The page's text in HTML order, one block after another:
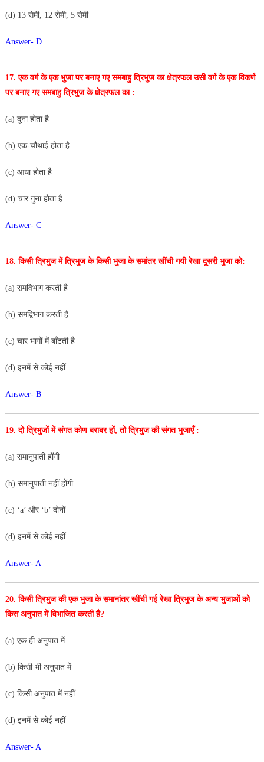
(d) 13 सेमी, 12 सेमी, 5 सेमी
Answer- D
17. एक वर्ग के एक भुजा पर बनाए गए समबाहु त्रिभुज का क्षेत्रफलउसी वर्ग के एक विकर्ण
पर बनाए गए समबाहु त्रिभुज के क्षेत्रफल का :
(a) दूना होता है
(b) एक-चौथाई होता है
(c) आधा होता है
(d) चार गुना होता है
Answer- C
18. किसी त्रिभुज में त्रिभुज के किसी भुजा के समांतर खींची गयी रेखादूसरी भुजा को:
(a) समविभाग करती है
(b) समद्विभाग करती है
(c) चार भागों में बाँटती है
(d) इनमें से कोई नहीं
Answer- B
19. दो त्रिभुजों में संगत कोण बराबर हों, तो त्रिभुज की संगत भुजाएँ :
(a) समानुपाती होंगी
(b) समानुपाती नहीं होंगी
(c) ‘a’ और ‘b’ दोनों
(d) इनमें से कोई नहीं
Answer- A
20. किसी त्रिभुज की एक भुजा के समानांतर खींची गई रेखा त्रिभुज केअन्य भुजाओं को
किस अनुपात में विभाजित करती है?
(a) एक ही अनुपात में
(b) किसी भी अनुपात में
(c) किसी अनुपात में नहीं
(d) इनमें से कोई नहीं
Answer- A